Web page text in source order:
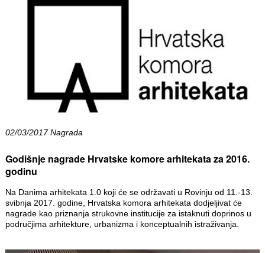
02/03/2017 Nagrada
Godišnje nagrade Hrvatske komore arhitekata za 2016.
godinu
Na Danima arhitekata 1.0 koji će se održavati u Rovinju od 11.-13.
svibnja 2017. godine, Hrvatska komora arhitekata dodjeljivat će
nagrade kao priznanja strukovne institucije za istaknuti doprinos u
područjima arhitekture, urbanizma i konceptualnih istraživanja.